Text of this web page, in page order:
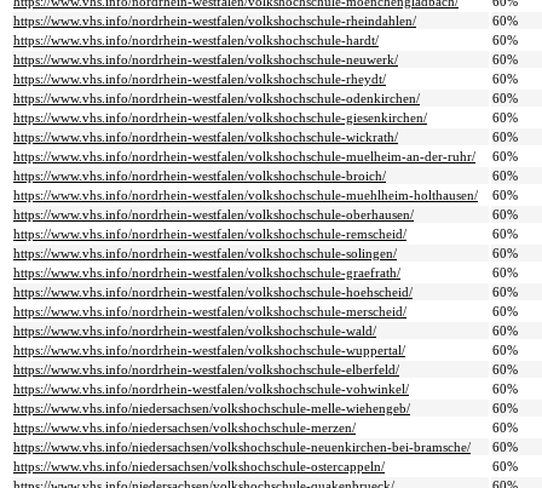
https://www.vhs.info/nordrhein-westfalen/volkshochschule-rheindahlen/
60%
https://www.vhs.info/nordrhein-westfalen/volkshochschule-hardt/
60%
https://www.vhs.info/nordrhein-westfalen/volkshochschule-neuwerk/
60%
https://www.vhs.info/nordrhein-westfalen/volkshochschule-rheydt/
60%
https://www.vhs.info/nordrhein-westfalen/volkshochschule-odenkirchen/
60%
https://www.vhs.info/nordrhein-westfalen/volkshochschule-giesenkirchen/
60%
https://www.vhs.info/nordrhein-westfalen/volkshochschule-wickrath/
60%
https://www.vhs.info/nordrhein-westfalen/volkshochschule-muelheim-an-der-ruhr/
60%
https://www.vhs.info/nordrhein-westfalen/volkshochschule-broich/
60%
https://www.vhs.info/nordrhein-westfalen/volkshochschule-muehlheim-holthausen/
60%
https://www.vhs.info/nordrhein-westfalen/volkshochschule-oberhausen/
60%
https://www.vhs.info/nordrhein-westfalen/volkshochschule-remscheid/
60%
https://www.vhs.info/nordrhein-westfalen/volkshochschule-solingen/
60%
https://www.vhs.info/nordrhein-westfalen/volkshochschule-graefrath/
60%
https://www.vhs.info/nordrhein-westfalen/volkshochschule-hoehscheid/
60%
https://www.vhs.info/nordrhein-westfalen/volkshochschule-merscheid/
60%
https://www.vhs.info/nordrhein-westfalen/volkshochschule-wald/
60%
https://www.vhs.info/nordrhein-westfalen/volkshochschule-wuppertal/
60%
https://www.vhs.info/nordrhein-westfalen/volkshochschule-elberfeld/
60%
https://www.vhs.info/nordrhein-westfalen/volkshochschule-vohwinkel/
60%
https://www.vhs.info/niedersachsen/volkshochschule-melle-wiehengeb/
60%
https://www.vhs.info/niedersachsen/volkshochschule-merzen/
60%
https://www.vhs.info/niedersachsen/volkshochschule-neuenkirchen-bei-bramsche/
60%
https://www.vhs.info/niedersachsen/volkshochschule-ostercappeln/
60%